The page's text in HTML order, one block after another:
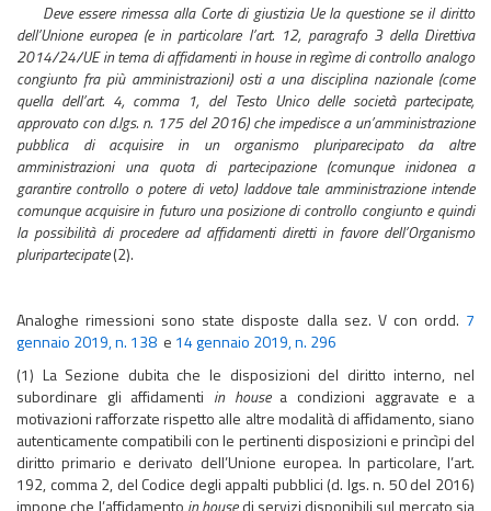
Deve essere rimessa alla Corte di giustizia Ue la questione se il diritto
dell’Unione europea (e in particolare l’art. 12, paragrafo 3 della Direttiva
2014/24/UE in tema di affidamenti in house in regìme di controllo analogo
congiunto fra più amministrazioni) osti a una disciplina nazionale (come
quella dell’art. 4, comma 1, del Testo Unico delle società partecipate,
approvato con d.lgs. n. 175 del 2016) che impedisce a un’amministrazione
pubblica di acquisire in un organismo pluriparecipato da altre
amministrazioni una quota di partecipazione (comunque inidonea a
garantire controllo o potere di veto) laddove tale amministrazione intende
comunque acquisire in futuro una posizione di controllo congiunto e quindi
la possibilità di procedere ad affidamenti diretti in favore dell’Organismo
pluripartecipate(2).
Analoghe rimessioni sono state disposte dalla sez. V con ordd. 7
gennaio 2019, n. 138 e 14 gennaio 2019, n. 296
(1) La Sezione dubita che le disposizioni del diritto interno, nel
subordinare gli affidamenti in housea condizioni aggravate e a
motivazioni rafforzate rispetto alle altre modalità di affidamento, siano
autenticamente compatibili con le pertinenti disposizioni e princìpi del
diritto primario e derivato dell’Unione europea. In particolare, l’art.
192, comma 2, del Codice degli appalti pubblici (d. lgs. n. 50 del 2016)
impone che l’affidamento in housedi servizi disponibili sul mercato sia